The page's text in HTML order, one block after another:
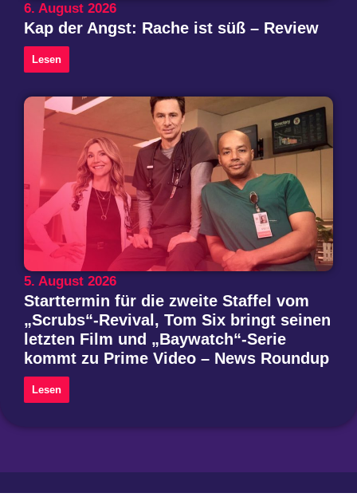
6. August 2026
Kap der Angst: Rache ist süß – Review
Lesen
5. August 2026
Starttermin für die zweite Staffel vom
„Scrubs“-Revival, Tom Six bringt seinen
letzten Film und „Baywatch“-Serie
kommt zu Prime Video – News Roundup
Lesen